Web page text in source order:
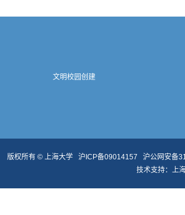
文明校园创建
版权所有 © 上海大学 沪ICP备09014157
沪公网安备
技术支持：上